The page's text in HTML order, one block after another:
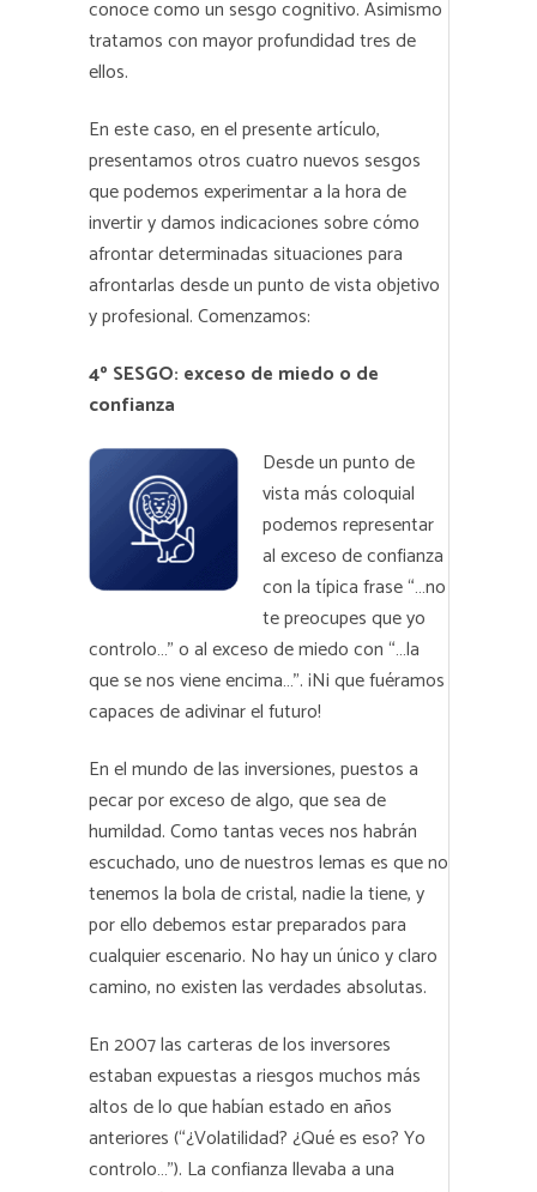
conoce como un sesgo cognitivo. Asimismo
tratamos con mayor profundidad tres de
ellos.
En este caso, en el presente artículo,
presentamos otros cuatro nuevos sesgos
que podemos experimentar a la hora de
invertir y damos indicaciones sobre cómo
afrontar determinadas situaciones para
afrontarlas desde un punto de vista objetivo
y profesional. Comenzamos:
4º SESGO: exceso de miedo o de
confianza
Desde un punto de
vista más coloquial
podemos representar
al exceso de confianza
con la típica frase “…no
te preocupes que yo
controlo…” o al exceso de miedo con “…la
que se nos viene encima…”. ¡Ni que fuéramos
capaces de adivinar el futuro!
En el mundo de las inversiones, puestos a
pecar por exceso de algo, que sea de
humildad. Como tantas veces nos habrán
escuchado, uno de nuestros lemas es que no
tenemos la bola de cristal, nadie la tiene, y
por ello debemos estar preparados para
cualquier escenario. No hay un único y claro
camino, no existen las verdades absolutas.
En 2007 las carteras de los inversores
estaban expuestas a riesgos muchos más
altos de lo que habían estado en años
anteriores (“¿Volatilidad? ¿Qué es eso? Yo
controlo…”). La confianza llevaba a una